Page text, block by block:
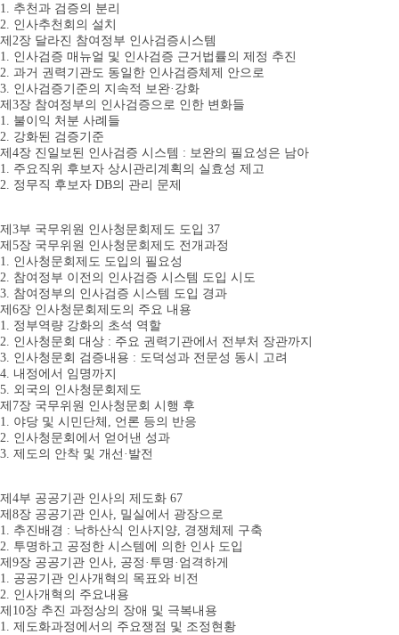
1. 추천과 검증의 분리
2. 인사추천회의 설치
제2장 달라진 참여정부 인사검증시스템
1. 인사검증 매뉴얼 및 인사검증 근거법률의 제정 추진
2. 과거 권력기관도 동일한 인사검증체제 안으로
3. 인사검증기준의 지속적 보완·강화
제3장 참여정부의 인사검증으로 인한 변화들
1. 불이익 처분 사례들
2. 강화된 검증기준
제4장 진일보된 인사검증 시스템 : 보완의 필요성은 남아
1. 주요직위 후보자 상시관리계획의 실효성 제고
2. 정무직 후보자 DB의 관리 문제
제3부 국무위원 인사청문회제도 도입 37
제5장 국무위원 인사청문회제도 전개과정
1. 인사청문회제도 도입의 필요성
2. 참여정부 이전의 인사검증 시스템 도입 시도
3. 참여정부의 인사검증 시스템 도입 경과
제6장 인사청문회제도의 주요 내용
1. 정부역량 강화의 초석 역할
2. 인사청문회 대상 : 주요 권력기관에서 전부처 장관까지
3. 인사청문회 검증내용 : 도덕성과 전문성 동시 고려
4. 내정에서 임명까지
5. 외국의 인사청문회제도
제7장 국무위원 인사청문회 시행 후
1. 야당 및 시민단체, 언론 등의 반응
2. 인사청문회에서 얻어낸 성과
3. 제도의 안착 및 개선·발전
제4부 공공기관 인사의 제도화 67
제8장 공공기관 인사, 밀실에서 광장으로
1. 추진배경 : 낙하산식 인사지양, 경쟁체제 구축
2. 투명하고 공정한 시스템에 의한 인사 도입
제9장 공공기관 인사, 공정·투명·엄격하게
1. 공공기관 인사개혁의 목표와 비전
2. 인사개혁의 주요내용
제10장 추진 과정상의 장애 및 극복내용
1. 제도화과정에서의 주요쟁점 및 조정현황